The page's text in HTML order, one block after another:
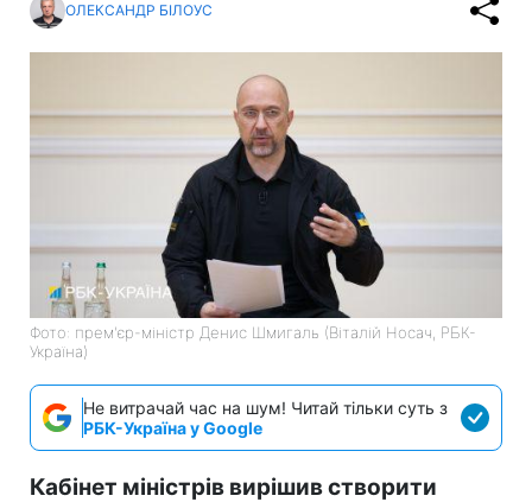
ОЛЕКСАНДР БІЛОУС
Фото: прем'єр-міністр Денис Шмигаль (Віталій Носач, РБК-
Україна)
Не витрачай час на шум! Читай тільки суть з
РБК-Україна у Google
Кабінет міністрів вирішив створити